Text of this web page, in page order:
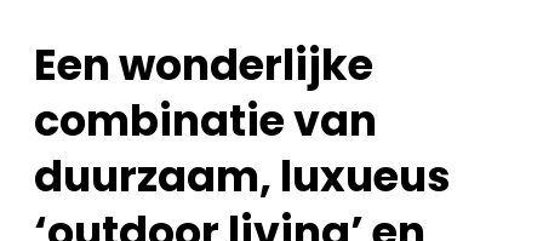
Een wonderlijke
combinatie van
duurzaam, luxueus